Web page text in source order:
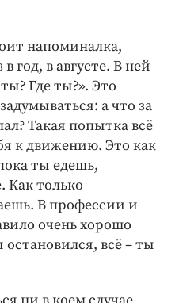
напоминалка,
год, в августе. В ней
Где ты?». Это
а что за
Такая попытка всё
к движению. Это как
ты едешь,
Как только
В профессии и
очень хорошо
всё – ты